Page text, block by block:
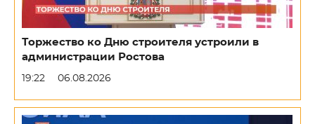
Торжество ко Дню строителя устроили в
администрации Ростова
19:22 06.08.2026